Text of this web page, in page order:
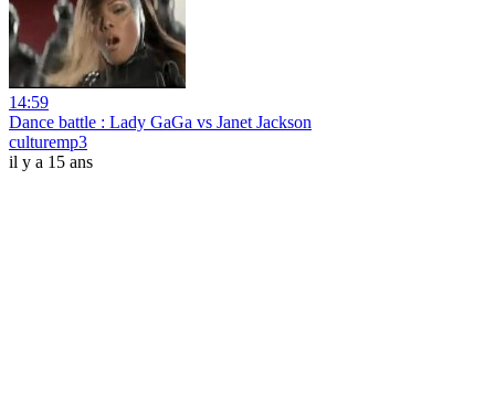
14:59
Dance battle : Lady GaGa vs Janet Jackson
culturemp3
il y a 15 ans